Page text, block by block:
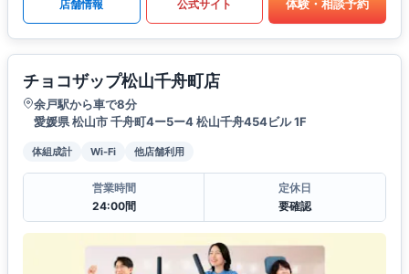
店舗情報 公式サイト 体験・相談予約
チョコザップ松山千舟町店
余戸駅から車で8分
愛媛県 松山市 千舟町4ー5ー4 松山千舟454ビル 1F
体組成計 Wi-Fi 他店舗利用
営業時間
24:00間
定休日
要確認